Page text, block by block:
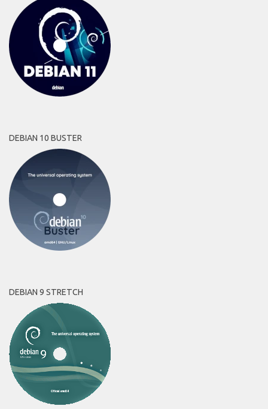
DEBIAN 10 BUSTER
DEBIAN 9 STRETCH